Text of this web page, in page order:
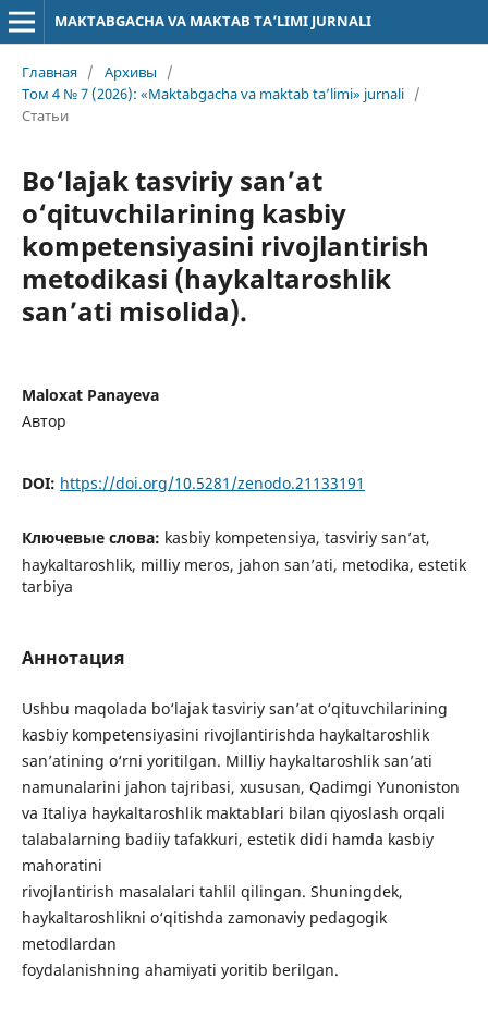
MAKTABGACHA VA MAKTAB TA’LIMI JURNALI
Главная / Архивы
/
Том 4 № 7 (2026): «Maktabgacha va maktab ta’limi» jurnali /
Статьи
Bo‘lajak tasviriy san’at
o‘qituvchilarining kasbiy
kompetensiyasini rivojlantirish
metodikasi (haykaltaroshlik
san’ati misolida).
Maloxat Panayeva
Автор
DOI: https://doi.org/10.5281/zenodo.21133191
Ключевые слова: kasbiy kompetensiya, tasviriy san’at,
haykaltaroshlik, milliy meros, jahon san’ati, metodika, estetik
tarbiya
Аннотация
Ushbu maqolada bo‘lajak tasviriy san’at o‘qituvchilarining
kasbiy kompetensiyasini rivojlantirishda haykaltaroshlik
san’atining o‘rni yoritilgan. Milliy haykaltaroshlik san’ati
namunalarini jahon tajribasi, xususan, Qadimgi Yunoniston
va Italiya haykaltaroshlik maktablari bilan qiyoslash orqali
talabalarning badiiy tafakkuri, estetik didi hamda kasbiy
mahoratini
rivojlantirish masalalari tahlil qilingan. Shuningdek,
haykaltaroshlikni o‘qitishda zamonaviy pedagogik
metodlardan
foydalanishning ahamiyati yoritib berilgan.